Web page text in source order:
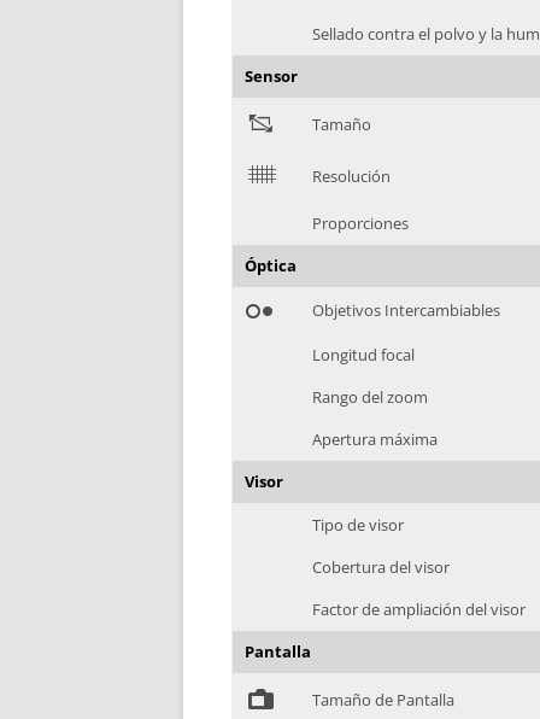
Sellado contra el polvo y la
Sensor
" Tamaño
$ Resolución
Proporciones
Óptica
hdr_weak Objetivos Intercambiables
Longitud focal
Rango del zoom
Apertura máxima
Visor
Tipo de visor
Cobertura del visor
Factor de ampliación del visor
Pantalla
% Tamaño de Pantalla